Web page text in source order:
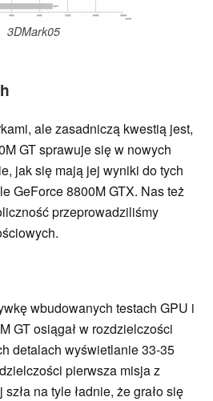
3DMark05
ale zasadniczą kwestią jest,
GT sprawuje się w nowych
jak się mają jej wyniki do tych
GeForce 8800M GTX. Nas też
przeprowadziliśmy
wbudowanych testach GPU i
GT osiągał w rozdzielczości
detalach wyświetlanie 33-35
pierwsza misja z
na tyle ładnie, że grało się